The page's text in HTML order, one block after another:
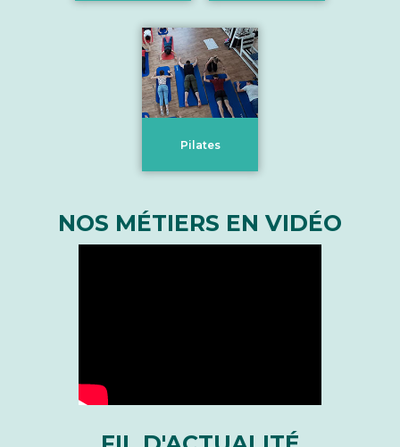
Pilates
NOS MÉTIERS EN VIDÉO